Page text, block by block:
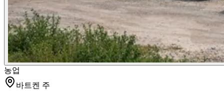
농업
바트켄 주